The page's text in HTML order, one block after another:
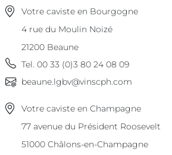
Votre caviste en Bourgogne
4 rue du Moulin Noizé
21200 Beaune
Tel. 00 33 (0)3 80 24 08 09
beaune.lgbv@vinscph.com
Votre caviste en Champagne
77 avenue du Président Roosevelt
51000 Châlons-en-Champagne